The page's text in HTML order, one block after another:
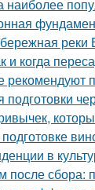
наиболее
реки
и когда
в
после сбора: